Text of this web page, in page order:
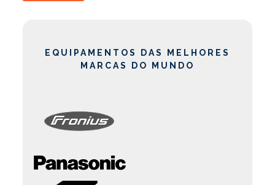
EQUIPAMENTOS DAS MELHORES
MARCAS DO MUNDO